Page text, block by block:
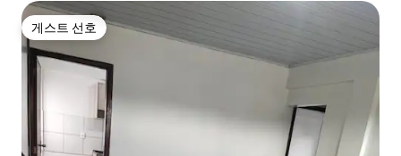
게스트 선호
게스트 선호